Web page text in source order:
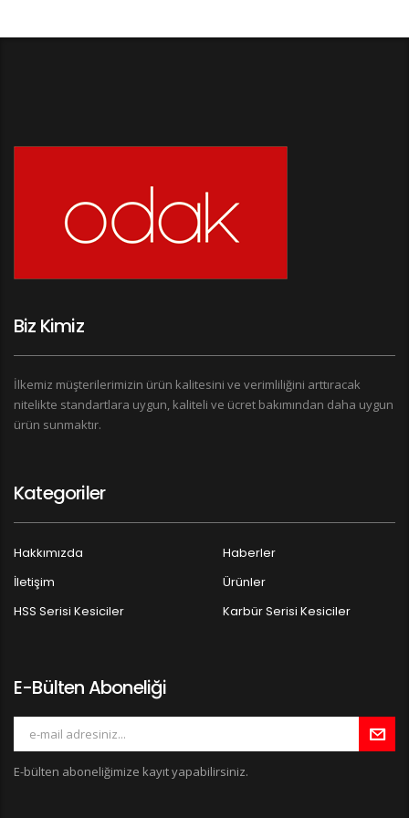
Biz Kimiz
İlkemiz müşterilerimizin ürün kalitesini ve verimliliğini arttıracak
nitelikte standartlara uygun, kaliteli ve ücret bakımından daha uygun
ürün sunmaktır.
Kategoriler
Hakkımızda
Haberler
İletişim
Ürünler
HSS Serisi Kesiciler
Karbür Serisi Kesiciler
E-Bülten Aboneliği
E-bülten aboneliğimize kayıt yapabilirsiniz.